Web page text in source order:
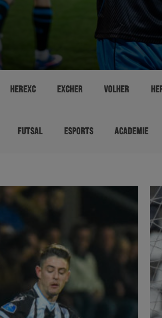
HEREXC EXCHER VOLHER
FUTSAL ESPORTS ACADEMIE